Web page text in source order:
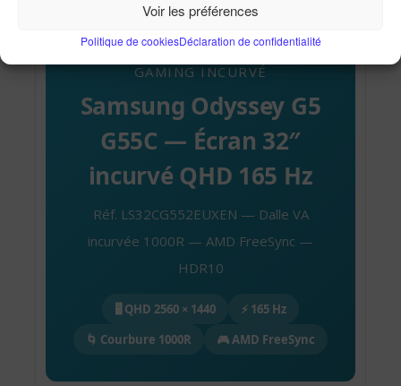
Voir les préférences
Politique de cookiesDéclaration de confidentialité
SAMSUNG ODYSSEY — ÉCRAN PC
GAMING INCURVÉ
Samsung Odyssey G5
G55C — Écran 32″
incurvé QHD 165 Hz
Réf. LS32CG552EUXEN — Dalle VA
incurvée 1000R — AMD FreeSync —
HDR10
🖥️ QHD 2560 × 1440
⚡ 165 Hz
🌀 Courbure 1000R
🎮 AMD FreeSync